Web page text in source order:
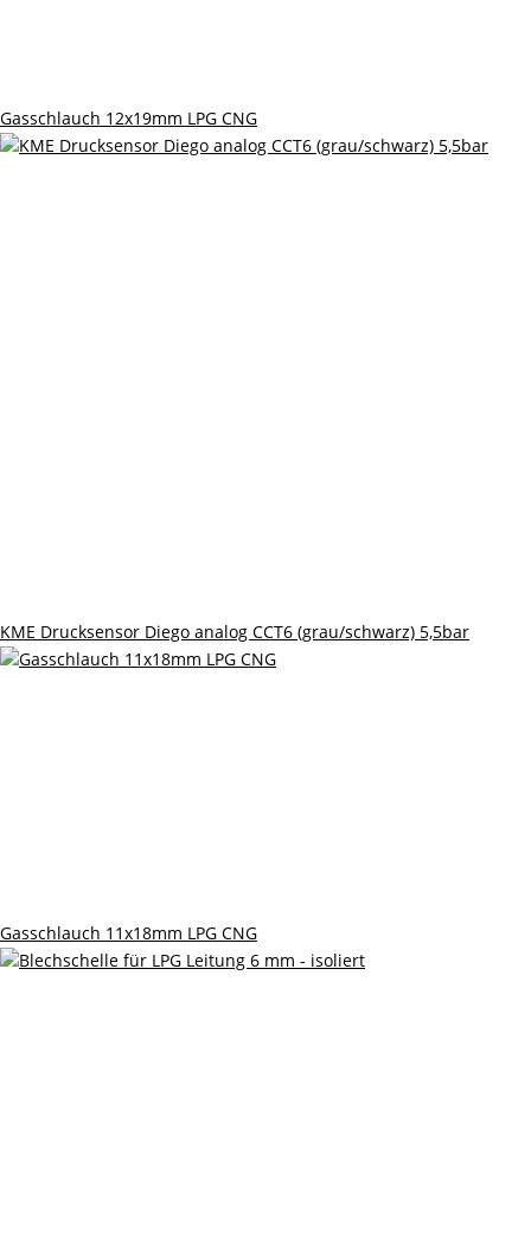
Gasschlauch 12x19mm LPG CNG
KME Drucksensor Diego analog CCT6 (grau/schwarz) 5,5bar
Gasschlauch 11x18mm LPG CNG